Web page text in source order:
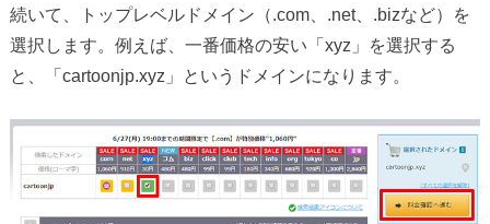
続いて、トップレベルドメイン（.com、.net、.bizなど）を
選択します。例えば、一番価格の安い「xyz」を選択する
と、「cartoonjp.xyz」というドメインになります。